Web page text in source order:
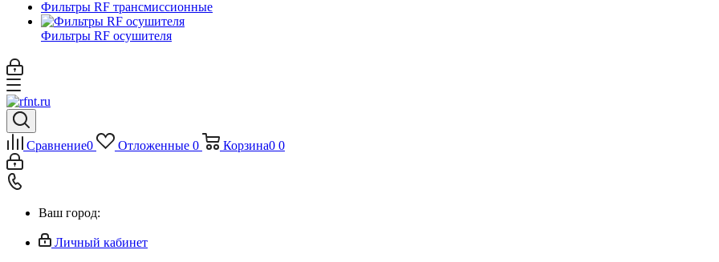
Фильтры RF трансмиссионные
Фильтры RF осушителя
Сравнение0 Отложенные 0 Корзина0 0
Ваш город:
Личный кабинет